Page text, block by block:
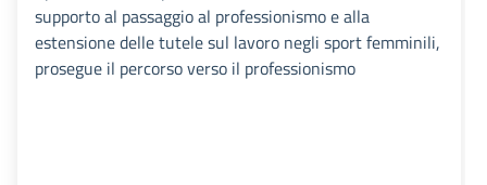
supporto al passaggio al professionismo e alla
estensione delle tutele sul lavoro negli sport femminili,
prosegue il percorso verso il professionismo